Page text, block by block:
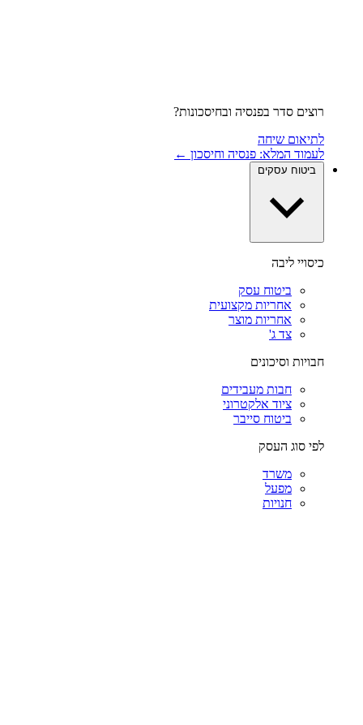
רוצים סדר בפנסיה ובחיסכונות?
לתיאום שיחה
לעמוד המלא: פנסיה וחיסכון ←
ביטוח עסקים
כיסויי ליבה
ביטוח עסק
אחריות מקצועית
אחריות מוצר
צד ג'
חבויות וסיכונים
חבות מעבידים
ציוד אלקטרוני
ביטוח סייבר
לפי סוג העסק
משרד
מפעל
חנויות